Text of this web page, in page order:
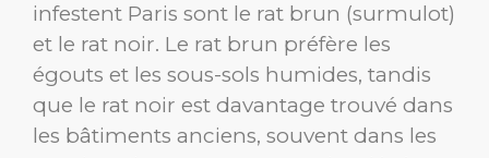
infestent Paris sont le rat brun (surmulot)
et le rat noir. Le rat brun préfère les
égouts et les sous-sols humides, tandis
que le rat noir est davantage trouvé dans
les bâtiments anciens, souvent dans les